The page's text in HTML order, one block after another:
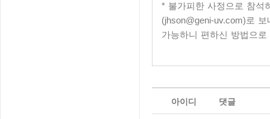
* 불가피한 사정으로 참석
(jhson@geni-uv.com)로
가능하니 편하신 방법으
아이디 댓글